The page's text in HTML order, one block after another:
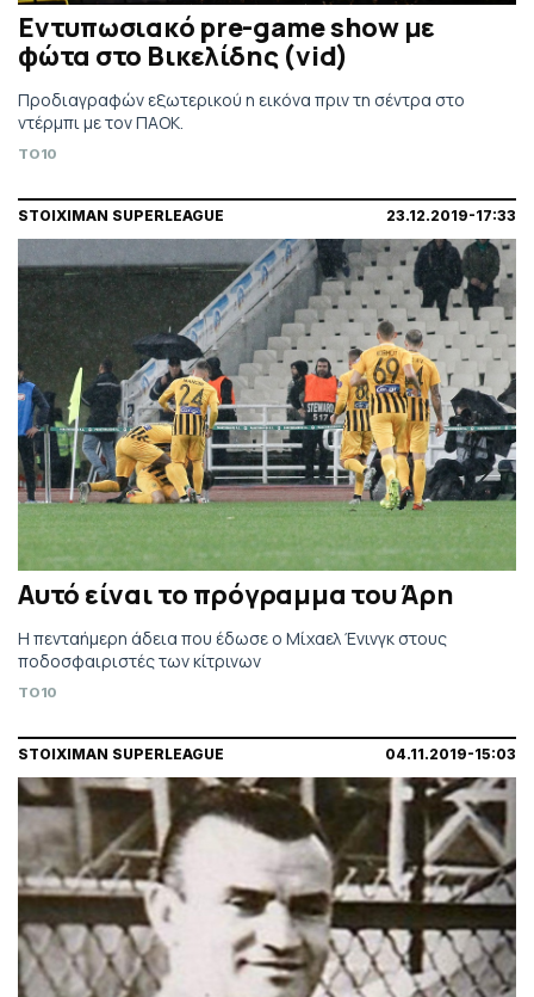
Εντυπωσιακό pre-game show με
φώτα στο Βικελίδης (vid)
Προδιαγραφών εξωτερικού η εικόνα πριν τη σέντρα στο
ντέρμπι με τον ΠΑΟΚ.
TO10
STOIXIMAN SUPERLEAGUE 23.12.2019-17:33
Αυτό είναι το πρόγραμμα του Άρη
Η πενταήμερη άδεια που έδωσε ο Μίχαελ Ένινγκ στους
ποδοσφαιριστές των κίτρινων
TO10
STOIXIMAN SUPERLEAGUE 04.11.2019-15:03